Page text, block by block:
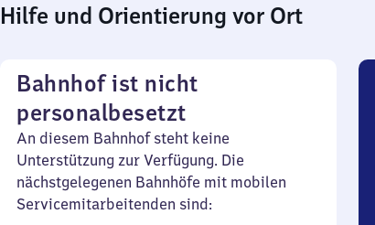
Hilfe und Orientierung vor Ort
Bahnhof ist nicht
personalbesetzt
An diesem Bahnhof steht keine
Unterstützung zur Verfügung. Die
nächstgelegenen Bahnhöfe mit mobilen
Servicemitarbeitenden sind: